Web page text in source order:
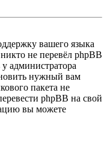
вашего языка
не перевёл phpBB
администратора
нужный вам
пакета не
phpBB на свой
вы можете